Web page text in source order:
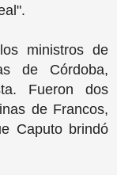
ministros de
de Córdoba,
Fueron dos
de Francos,
Caputo brindó